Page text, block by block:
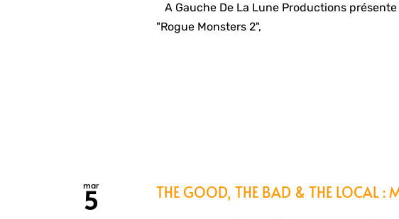
A Gauche De La Lune Productions
"Rogue Monsters 2",
mar
5 THE GOOD, THE BAD & THE LOCAL